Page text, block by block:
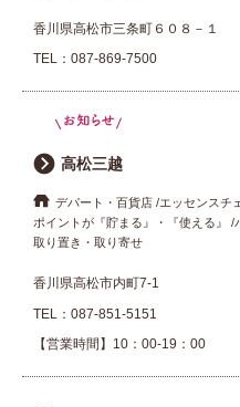
香川県高松市三条町６０８－１
TEL： 087-869-7500
高松三越
デパート・百貨店 エッセンスチ
ポイントが『貯まる』・『使える』
取り置き・取り寄せ
香川県高松市内町7-1
TEL： 087-851-5151
【営業時間】10：00-19：00